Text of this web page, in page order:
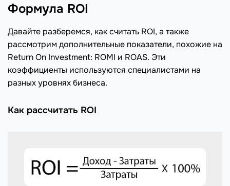
Формула ROI
Давайте разберемся, как считать ROI, а также
рассмотрим дополнительные показатели, похожие на
Return On Investment: ROMI и ROAS. Эти
коэффициенты используются специалистами на
разных уровнях бизнеса.
Как рассчитать ROI